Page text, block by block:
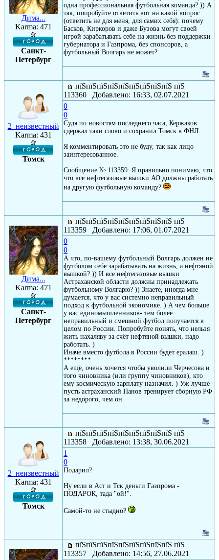
Дима...
Karma: 471
Санкт-
Петербург
одна профессиональная футбольная команда? )) А
так, попробуйте ответить вот на какой вопрос
(ответить не для меня, для самих себя): почему
Басков, Киркоров и даже Бузова могут своей
игрой зарабатывать себе на жизнь без поддержки
губернатора и Газпрома, без спонсоров, а
футбольный Волгарь не может?
2_неизвестный
Karma: 431
Томск
пїЅпїЅпїЅпїЅпїЅпїЅпїЅпїЅпїЅ пїЅ
113360 Добавлено: 16:33, 02.07.2021
0
0
Судя по новостям последнего часа, Кержаков
сдержал таки слово и сохранил Томск в ФНЛ.
Я комментировать это не буду, так как лицо
заинтересованное.
Сообщение № 113359: Я правильно понимаю, что
что все нефтегазовые вышки АО должны работать
на другую футбольную команду?
Дима...
Karma: 471
Санкт-
Петербург
пїЅпїЅпїЅпїЅпїЅпїЅпїЅпїЅпїЅ пїЅ
113359 Добавлено: 17:06, 01.07.2021
0
0
А что, по-вашему футбольный Волгарь должен не
футболом себе зарабатывать на жизнь, а нефтяной
вышкой? )) И все нефтегазовые вышки
Астраханской области должны принадлежать
футбольному Волгарю? )) Знаете, иногда мне
думается, что у вас системно неправильный
подход к футбольной экономике. ) А чем больше
у вас единомышленников- тем более
неправильный и смешной футбол получается в
целом по России. Попробуйте понять, что нельзя
жить нахаляву за счёт нефтяной вышки, надо
работать. )
Иначе вместо футбола в России будет ералаш. )
********
А ещё, очень хочется чтобы уволили Черчесова и
того чиновника (или группу чиновников), кто
ему космическую зарплату назначил. ) Уж лучше
пусть астраханский Панов тренирует сборную РФ
за недорого, чем он.
2_неизвестный
Karma: 431
Томск
пїЅпїЅпїЅпїЅпїЅпїЅпїЅпїЅпїЅ пїЅ
113358 Добавлено: 13:38, 30.06.2021
1
0
Подарил?
Ну если в Аст и Тск деньги Газпрома -
ПОДАРОК, тада "ой!".
Самой-то не стыдно?
пїЅпїЅпїЅпїЅпїЅпїЅпїЅпїЅпїЅ пїЅ
113357 Добавлено: 14:56, 27.06.2021